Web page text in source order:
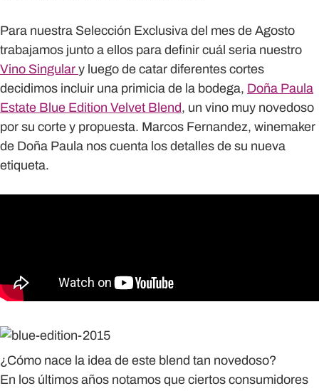
Para nuestra Selección Exclusiva del mes de Agosto
trabajamos junto a ellos para definir cuál seria nuestro
Vino Singular y luego de catar diferentes cortes
decidimos incluir una primicia de la bodega, Doña Paula
Estate Blue Edition Velvet Blend, un vino muy novedoso
por su corte y propuesta. Marcos Fernandez, winemaker
de Doña Paula nos cuenta los detalles de su nueva
etiqueta.
¿Cómo nace la idea de este blend tan novedoso?
En los últimos años notamos que ciertos consumidores